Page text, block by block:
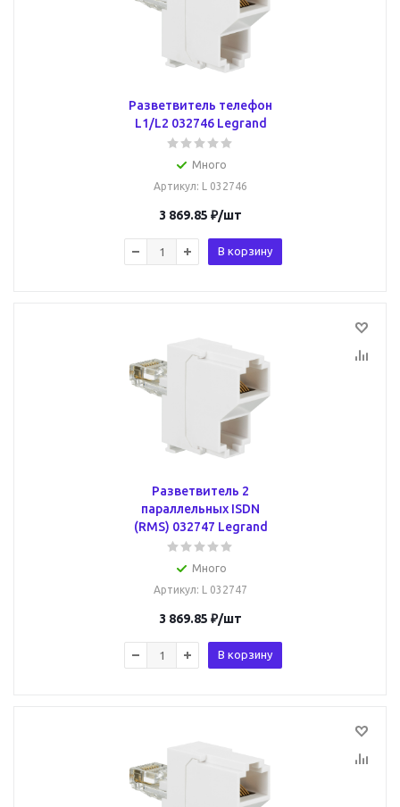
Разветвитель телефон
L1/L2 032746 Legrand
Много
Артикул: L 032746
3 869.85 ₽/шт
В корзину
Разветвитель 2
параллельных ISDN
(RMS) 032747 Legrand
Много
Артикул: L 032747
3 869.85 ₽/шт
В корзину